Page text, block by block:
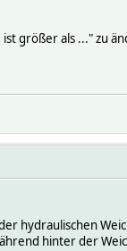
größer als ..." zu
hydraulischen
hinter der